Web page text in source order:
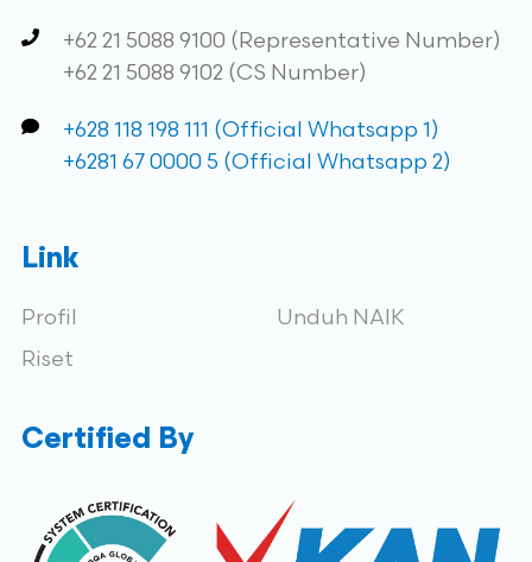
+62 21 5088 9100 (Representative Number)
+62 21 5088 9102 (CS Number)
+628 118 198 111 (Official Whatsapp 1)
+6281 67 0000 5 (Official Whatsapp 2)
Link
Profil
Riset
Unduh NAIK
Certified By